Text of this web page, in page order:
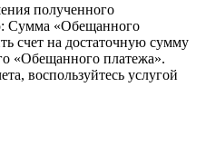
полученного
Cумма «Обещанного
счет на достаточную сумму
«Обещанного платежа».
воспользуйтесь услугой